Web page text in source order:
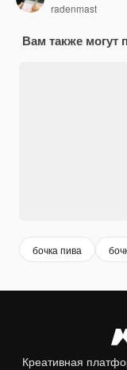
radenmast
Вам также могут
бочка пива
Креативная